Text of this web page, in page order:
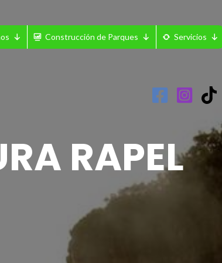
Construcción de Parques Servicios
RAPEL